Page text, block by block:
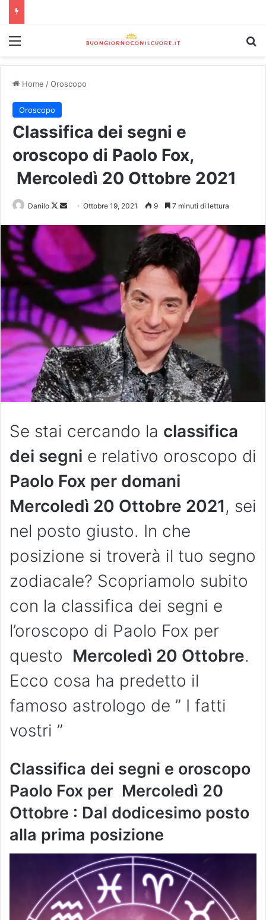
Home /Oroscopo
Oroscopo
Classifica dei segni e
oroscopo di Paolo Fox,
Mercoledì 20 Ottobre 2021
Danilo Ottobre 19, 2021 9 7 minuti di lettura
Se stai cercando la classifica
dei segni e relativo oroscopo di
Paolo Fox per domani
Mercoledì 20 Ottobre 2021, sei
nel posto giusto. In che
posizione si troverà il tuo segno
zodiacale? Scopriamolo subito
con la classifica dei segni e
l’oroscopo di Paolo Fox per
questo Mercoledì 20 Ottobre.
Ecco cosa ha predetto il
famoso astrologo de ” I fatti
vostri ”
Classifica dei segni e oroscopo
Paolo Fox per Mercoledì 20
Ottobre : Dal dodicesimo posto
alla prima posizione